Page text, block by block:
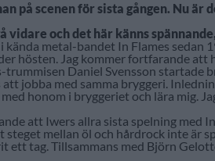
på scenen för sista gången. Nu
vidare och det här känns
kända metal-bandet In Flames sedan
hösten. Jag kommer fortfarande att
trummisen Daniel Svensson startade
jobba med samma bryggeri.
honom i bryggeriet och lära mig.
att Iwers allra sista spelning med
mellan öl och hårdrock inte är
ett tag. Tillsammans med Björn